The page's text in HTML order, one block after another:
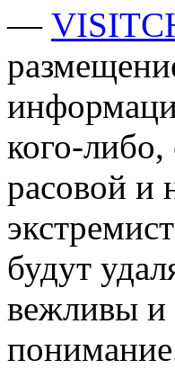
—
кого-
расовой и
будут
вежливы и